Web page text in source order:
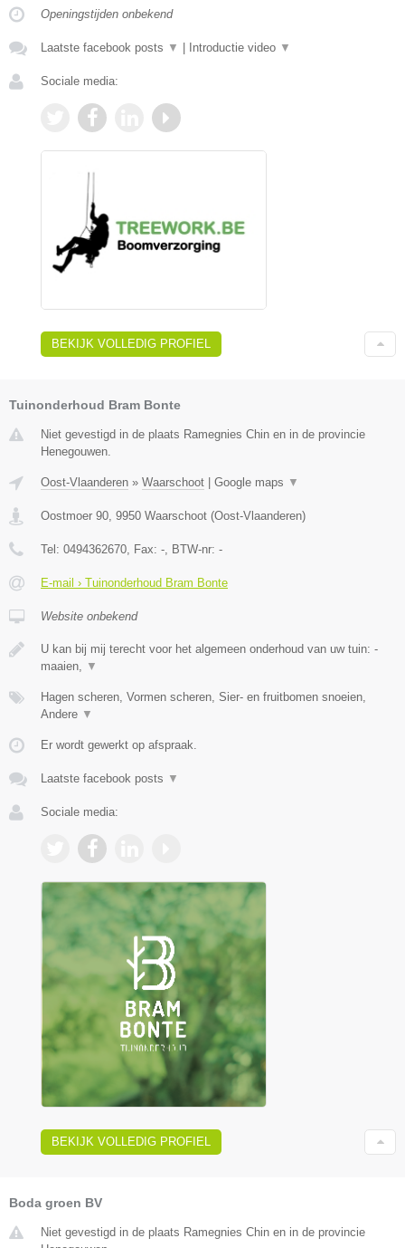
Openingstijden onbekend
Laatste facebook posts ▼ Introductie video ▼
Sociale media:
BEKIJK VOLLEDIG PROFIEL
Tuinonderhoud Bram Bonte
Niet gevestigd in de plaats Ramegnies Chin en in de provincie
Henegouwen.
Oost-Vlaanderen » Waarschoot Google maps ▼
Oostmoer 90, 9950 Waarschoot (Oost-Vlaanderen)
Tel: 0494362670, Fax: -, BTW-nr: -
E-mail › Tuinonderhoud Bram Bonte
Website onbekend
U kan bij mij terecht voor het algemeen onderhoud van uw tuin: -
maaien, ▼
Hagen scheren, Vormen scheren, Sier- en fruitbomen snoeien,
Andere ▼
Er wordt gewerkt op afspraak.
Laatste facebook posts ▼
Sociale media:
BEKIJK VOLLEDIG PROFIEL
Boda groen BV
Niet gevestigd in de plaats Ramegnies Chin en in de provincie